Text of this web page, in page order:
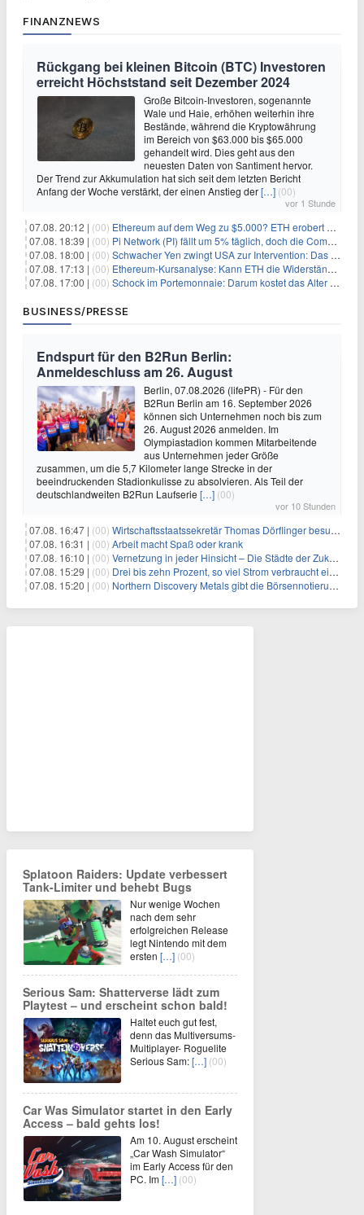
FINANZNEWS
Rückgang bei kleinen Bitcoin (BTC) Investoren
erreicht Höchststand seit Dezember 2024
Große Bitcoin-Investoren, sogenannte
Wale und Haie, erhöhen weiterhin ihre
Bestände, während die Kryptowährung
im Bereich von $63.000 bis $65.000
gehandelt wird. Dies geht aus den
neuesten Daten von Santiment hervor.
Der Trend zur Akkumulation hat sich seit dem letzten Bericht
Anfang der Woche verstärkt, der einen Anstieg der[…] (00)
vor 1 Stunde
07.08. 20:12 | (00) Ethereum auf dem Weg zu $5.000? ETH erobert wichtige Marke zurück, während Institutionen weiter akkumulieren
07.08. 18:39 | (00) Pi Network (PI) fällt um 5% täglich, doch die Community bleibt optimistisch
07.08. 18:00 | (00) Schwacher Yen zwingt USA zur Intervention: Das größte Risiko seit 15 Jahren
07.08. 17:13 | (00) Ethereum-Kursanalyse: Kann ETH die Widerstände der gleitenden Durchschnitte überwinden?
07.08. 17:00 | (00) Schock im Portemonnaie: Darum kostet das Alter deutlich mehr als Sie denken
BUSINESS/PRESSE
Endspurt für den B2Run Berlin:
Anmeldeschluss am 26. August
Berlin, 07.08.2026 (lifePR) - Für den
B2Run Berlin am 16. September 2026
können sich Unternehmen noch bis zum
26. August 2026 anmelden. Im
Olympiastadion kommen Mitarbeitende
aus Unternehmen jeder Größe
zusammen, um die 5,7 Kilometer lange Strecke in der
beeindruckenden Stadionkulisse zu absolvieren. Als Teil der
deutschlandweiten B2Run Laufserie […] (00)
vor 10 Stunden
07.08. 16:47 | (00) Wirtschaftsstaatssekretär Thomas Dörflinger besucht Handwerksbetrieb im Kammerbezirk Freiburg
07.08. 16:31 | (00) Arbeit macht Spaß oder krank
07.08. 16:10 | (00) Vernetzung in jeder Hinsicht – Die Städte der Zukunft sind grün-blau
07.08. 15:29 | (00) Drei bis zehn Prozent, so viel Strom verbraucht ein Aufzug im Gebäude
07.08. 15:20 | (00) Northern Discovery Metals gibt die Börsennotierung an der Frankfurter Wertpapierbörse bekannt
Splatoon Raiders: Update verbessert
Tank-Limiter und behebt Bugs
Nur wenige Wochen
nach dem sehr
erfolgreichen Release
legt Nintendo mit dem
ersten […] (00)
Serious Sam: Shatterverse lädt zum
Playtest – und erscheint schon bald!
Haltet euch gut fest,
denn das Multiversums-
Multiplayer- Roguelite
Serious Sam:[…] (00)
Car Was Simulator startet in den Early
Access – bald gehts los!
Am 10. August erscheint
„Car Wash Simulator“
im Early Access für den
PC. Im[…] (00)